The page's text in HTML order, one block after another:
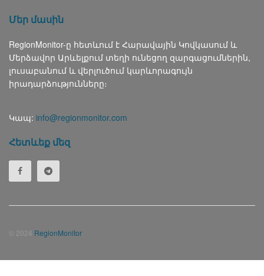
Մեր մասին
RegionMonitor-ը հետևում է Հարավային Կովկասում և
Մերձավոր Արևելքում տեղի ունեցող զարգացումներին,
լուսաբանում և վերլուծում կարևորագույն
իրադարձությունները։
Կապ: info@regionmonitor.com
Հետևեք մեզ
© 2024 RegionMonitor